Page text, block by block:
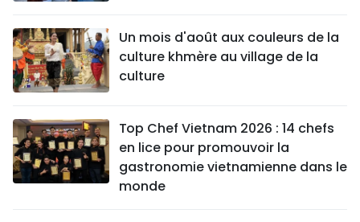
Un mois d'août aux couleurs de la
culture khmère au village de la
culture
Top Chef Vietnam 2026 : 14 chefs
en lice pour promouvoir la
gastronomie vietnamienne dans le
monde